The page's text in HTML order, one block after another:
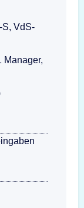
S, VdS-
Manager,